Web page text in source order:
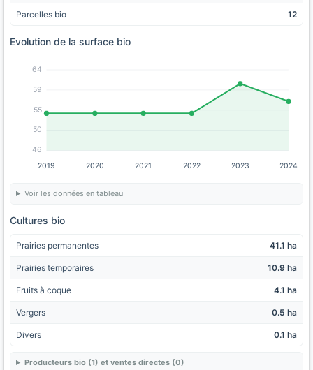
Parcelles bio 12
Evolution de la surface bio
46
50
55
59
64
2019 2020 2021 2022 2023 2024
Voir les données en tableau
Cultures bio
Prairies permanentes 41.1 ha
Prairies temporaires 10.9 ha
Fruits à coque 4.1 ha
Vergers 0.5 ha
Divers 0.1 ha
Producteurs bio (1) et ventes directes (0)